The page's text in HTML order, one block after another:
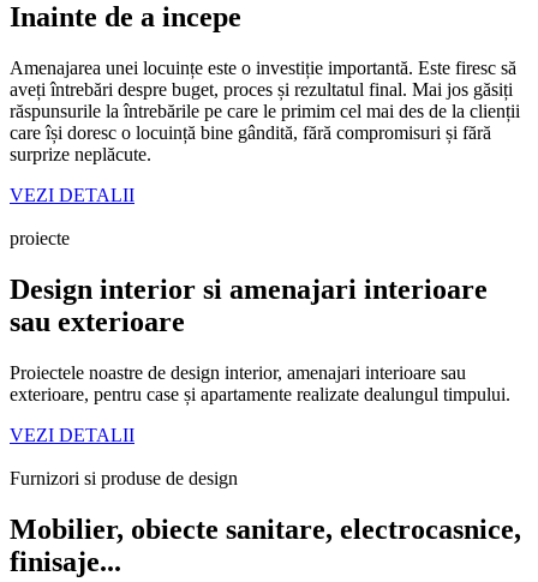
Inainte de a incepe
Amenajarea unei locuințe este o investiție importantă. Este firesc să
aveți întrebări despre buget, proces și rezultatul final. Mai jos găsiți
răspunsurile la întrebările pe care le primim cel mai des de la clienții
care își doresc o locuință bine gândită, fără compromisuri și fără
surprize neplăcute.
VEZI DETALII
proiecte
Design interior si amenajari interioare
sau exterioare
Proiectele noastre de design interior, amenajari interioare sau
exterioare, pentru case și apartamente realizate dealungul timpului.
VEZI DETALII
Furnizori si produse de design
Mobilier, obiecte sanitare, electrocasnice,
finisaje...